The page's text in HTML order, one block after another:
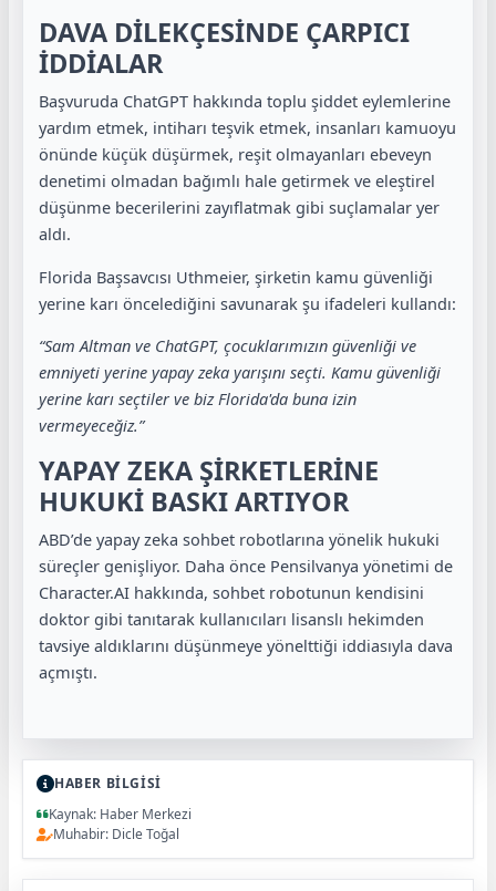
DAVA DİLEKÇESİNDE ÇARPICI
İDDİALAR
Başvuruda ChatGPT hakkında toplu şiddet eylemlerine
yardım etmek, intiharı teşvik etmek, insanları kamuoyu
önünde küçük düşürmek, reşit olmayanları ebeveyn
denetimi olmadan bağımlı hale getirmek ve eleştirel
düşünme becerilerini zayıflatmak gibi suçlamalar yer
aldı.
Florida Başsavcısı Uthmeier, şirketin kamu güvenliği
yerine karı öncelediğini savunarak şu ifadeleri kullandı:
“Sam Altman ve ChatGPT, çocuklarımızın güvenliği ve
emniyeti yerine yapay zeka yarışını seçti. Kamu güvenliği
yerine karı seçtiler ve biz Florida'da buna izin
vermeyeceğiz.”
YAPAY ZEKA ŞİRKETLERİNE
HUKUKİ BASKI ARTIYOR
ABD’de yapay zeka sohbet robotlarına yönelik hukuki
süreçler genişliyor. Daha önce Pensilvanya yönetimi de
Character.AI hakkında, sohbet robotunun kendisini
doktor gibi tanıtarak kullanıcıları lisanslı hekimden
tavsiye aldıklarını düşünmeye yönelttiği iddiasıyla dava
açmıştı.
HABER BİLGİSİ
Kaynak: Haber Merkezi
Muhabir: Dicle Toğal